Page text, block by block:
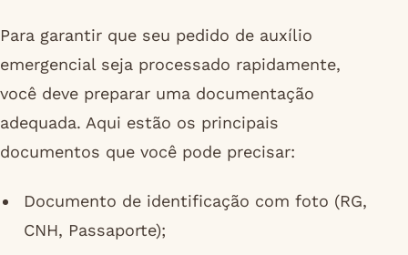
Para garantir que seu pedido de auxílio
emergencial seja processado rapidamente,
você deve preparar uma documentação
adequada. Aqui estão os principais
documentos que você pode precisar:
Documento de identificação com foto (RG,
CNH, Passaporte);